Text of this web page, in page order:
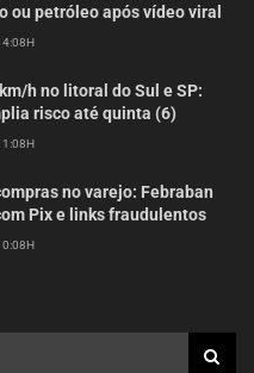
ou petróleo após vídeo viral
h no litoral do Sul e SP:
risco até quinta (6)
no varejo: Febraban
Pix e links fraudulentos